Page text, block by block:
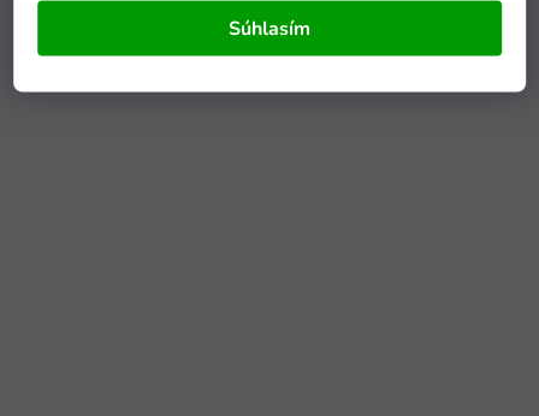
Súhlasím